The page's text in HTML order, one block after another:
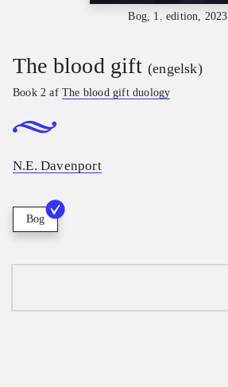
Bog, 1. edition, 2023
The blood gift (engelsk)
Book 2 afThe blood gift duology
N.E. Davenport
Bog